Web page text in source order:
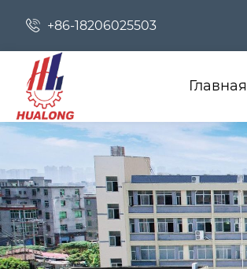
 +86-18206025503
Главная